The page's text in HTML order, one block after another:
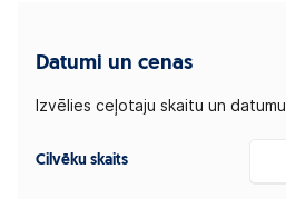
Datumi un cenas
Izvēlies ceļotaju skaitu un datumu
Cilvēku skaits